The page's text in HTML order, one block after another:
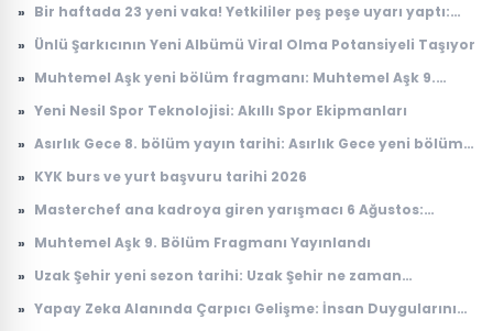
» Bir haftada 23 yeni vaka! Yetkililer peş peşe uyarı yaptı:
» Ünlü Şarkıcının Yeni Albümü Viral Olma Potansiyeli Taşıyor
» Muhtemel Aşk yeni bölüm fragmanı: Muhtemel Aşk 9.
» Yeni Nesil Spor Teknolojisi: Akıllı Spor Ekipmanları
» Asırlık Gece 8. bölüm yayın tarihi: Asırlık Gece yeni bölüm
» KYK burs ve yurt başvuru tarihi 2026
» Masterchef ana kadroya giren yarışmacı 6 Ağustos:
» Muhtemel Aşk 9. Bölüm Fragmanı Yayınlandı
» Uzak Şehir yeni sezon tarihi: Uzak Şehir ne zaman
» Yapay Zeka Alanında Çarpıcı Gelişme: İnsan Duygularını